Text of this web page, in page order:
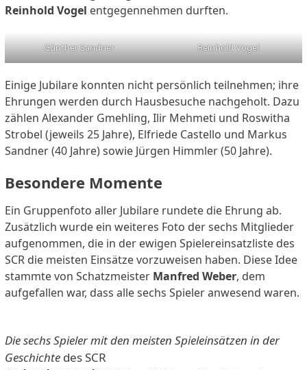
Reinhold Vogel entgegennehmen durften.
Günther Sandner Reinhold Vogel
Einige Jubilare konnten nicht persönlich teilnehmen; ihre
Ehrungen werden durch Hausbesuche nachgeholt. Dazu
zählen Alexander Gmehling, Ilir Mehmeti und Roswitha
Strobel (jeweils 25 Jahre), Elfriede Castello und Markus
Sandner (40 Jahre) sowie Jürgen Himmler (50 Jahre).
Besondere Momente
Ein Gruppenfoto aller Jubilare rundete die Ehrung ab.
Zusätzlich wurde ein weiteres Foto der sechs Mitglieder
aufgenommen, die in der ewigen Spielereinsatzliste des
SCR die meisten Einsätze vorzuweisen haben. Diese Idee
stammte von Schatzmeister Manfred Weber, dem
aufgefallen war, dass alle sechs Spieler anwesend waren.
Die sechs Spieler mit den meisten Spieleinsätzen in der
Geschichtedes SCR